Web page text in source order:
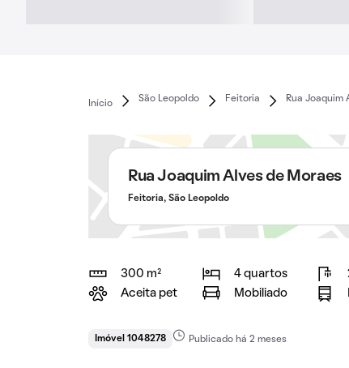
Início
São Leopoldo Feitoria Rua Joaquim
Rua Joaquim Alves de Moraes
Feitoria, São Leopoldo
300 m² 4 quartos
Aceita pet
Mobiliado
Imóvel 1048278 Publicado há 2 meses